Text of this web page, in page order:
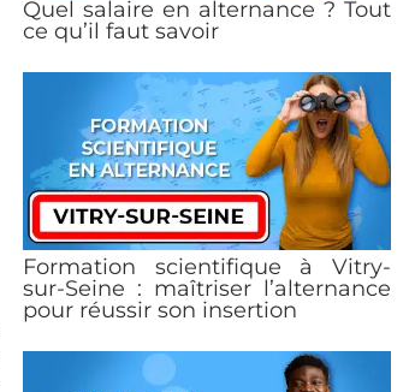
Quel salaire en alternance ? Tout
ce qu’il faut savoir
Formation scientifique à Vitry-
sur-Seine : maîtriser l’alternance
pour réussir son insertion